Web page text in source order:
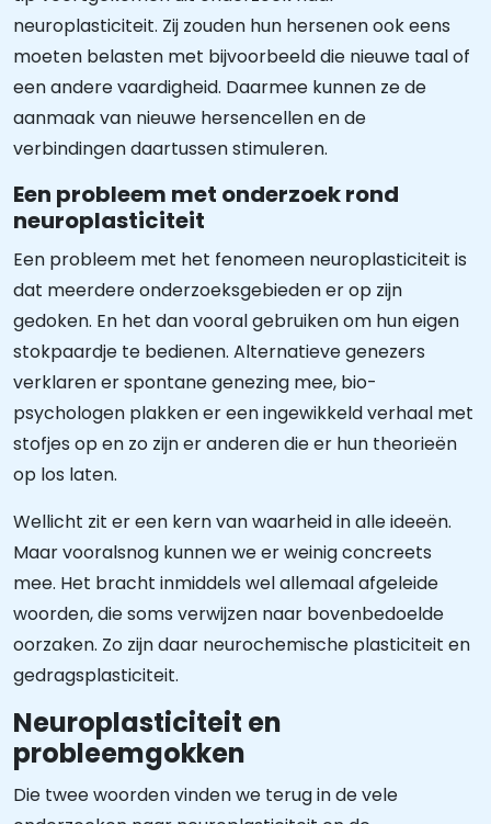
neuroplasticiteit. Zij zouden hun hersenen ook eens
moeten belasten met bijvoorbeeld die nieuwe taal of
een andere vaardigheid. Daarmee kunnen ze de
aanmaak van nieuwe hersencellen en de
verbindingen daartussen stimuleren.
Een probleem met onderzoek rond
neuroplasticiteit
Een probleem met het fenomeen neuroplasticiteit is
dat meerdere onderzoeksgebieden er op zijn
gedoken. En het dan vooral gebruiken om hun eigen
stokpaardje te bedienen. Alternatieve genezers
verklaren er spontane genezing mee, bio-
psychologen plakken er een ingewikkeld verhaal met
stofjes op en zo zijn er anderen die er hun theorieën
op los laten.
Wellicht zit er een kern van waarheid in alle ideeën.
Maar vooralsnog kunnen we er weinig concreets
mee. Het bracht inmiddels wel allemaal afgeleide
woorden, die soms verwijzen naar bovenbedoelde
oorzaken. Zo zijn daar neurochemische plasticiteit en
gedragsplasticiteit.
Neuroplasticiteit en
probleemgokken
Die twee woorden vinden we terug in de vele